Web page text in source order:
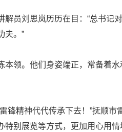
员刘思岚历历在目：“总书记
夫。”
领。他们身姿端正，常备着
锋精神代代传承下去！”抚顺
别展览等方式，更加用心用情